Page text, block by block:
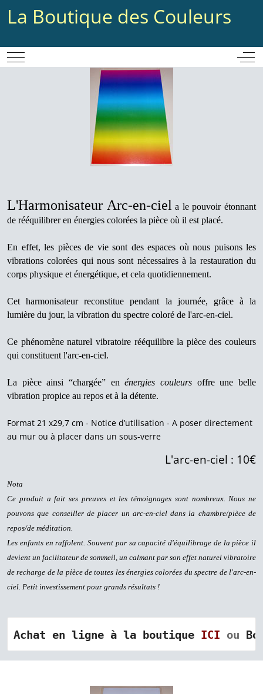
La Boutique des Couleurs
Mobile Menu Toggle Off-
L'Harmonisateur Arc-en-ciel a le pouvoir étonnant
de rééquilibrer en énergies colorées la pièce où il est placé.
En effet, les pièces de vie sont des espaces où nous puisons les
vibrations colorées qui nous sont nécessaires à la restauration du
corps physique et énergétique, et cela quotidiennement.
Cet harmonisateur reconstitue pendant la journée, grâce à la
lumière du jour, la vibration du spectre coloré de l'arc-en-ciel.
Ce phénomène naturel vibratoire rééquilibre la pièce des couleurs
qui constituent l'arc-en-ciel.
La pièce ainsi “chargée” enénergies couleurs offre une belle
vibration propice au repos et à la détente.
Format 21 x29,7 cm - Notice d’utilisation - A poser directement
au mur ou à placer dans un sous-verre
L'arc-en-ciel : 10€
Nota
Ce produit a fait ses preuves et les témoignages sont nombreux. Nous ne
pouvons que conseiller de placer un arc-en-ciel dans la chambre/pièce de
repos/de méditation.
Les enfants en raffolent. Souvent par sa capacité d'équilibrage de la pièce il
devient un facilitateur de sommeil, un calmant par son effet naturel vibratoire
de recharge de la pièce de toutes les énergies colorées du spectre de l'arc-en-
ciel. Petit investissement pour grands résultats !
Achat en ligne à la boutique ICI ou